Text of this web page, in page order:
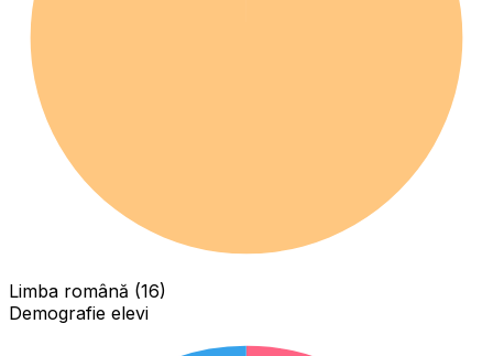
Limba română (16)
Demografie elevi